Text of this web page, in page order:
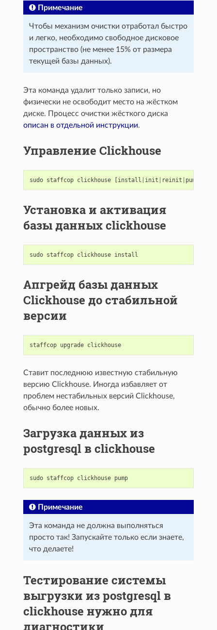
Примечание
Чтобы механизм очистки отработал быстро
и легко, необходимо свободное дисковое
пространство (не менее 15% от размера
текущей базы данных).
Эта команда удалит только записи, но
физически не освободит место на жёстком
диске. Процесс очистки жёсткого диска
описан в отдельной инструкции.
Управление Clickhouse
sudo staffcop clickhouse [install init reinit pump
Установка и активация
базы данных сlickhouse
sudo staffcop clickhouse install
Апгрейд базы данных
Clickhouse до стабильной
версии
staffcop upgrade clickhouse
Cтавит последнюю известную стабильную
версию Clickhouse. Иногда избавляет от
проблем нестабильных версий Clickhouse,
обычно более новых.
Загрузка данных из
postgresql в clickhouse
sudo staffcop clickhouse pump
Примечание
Эта команда не должна выполняться
просто так! Запускайте только если знаете,
что делаете!
Тестирование системы
выгрузки из postgresql в
clickhouse нужно для
диагностики